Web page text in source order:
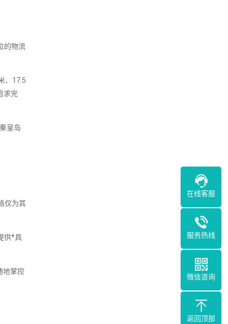
的物流
、17.5
求完
皇岛
仅为其
供*具
地掌控
在线客服
服务热线
微信咨询
返回顶部